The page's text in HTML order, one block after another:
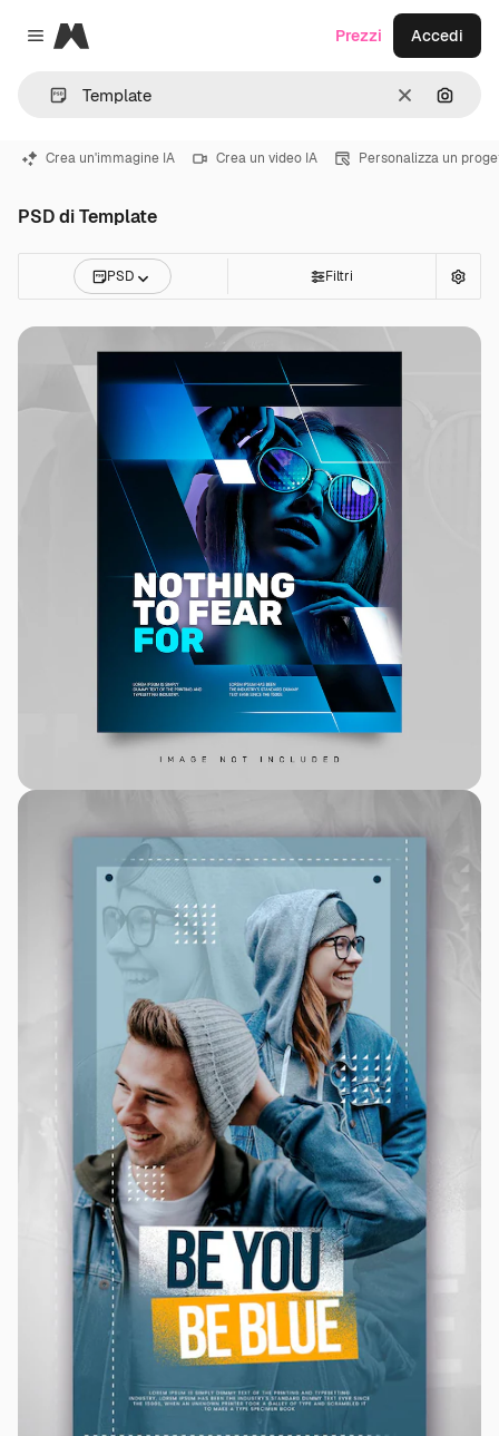
Close menu
Magnific
CancellaCerca
Prezzi Accedi
Crea un'immagine IA Crea un video IA Personalizza un
PSD di Template
PSD Filtri